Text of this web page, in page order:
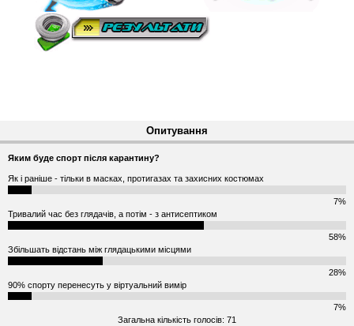
Опитування
Яким буде спорт після карантину?
Як і раніше - тільки в масках, протигазах та захисних костюмах
7%
Тривалий час без глядачів, а потім - з антисептиком
58%
Збільшать відстань між глядацькими місцями
28%
90% спорту перенесуть у віртуальний вимір
7%
Загальна кількість голосів: 71